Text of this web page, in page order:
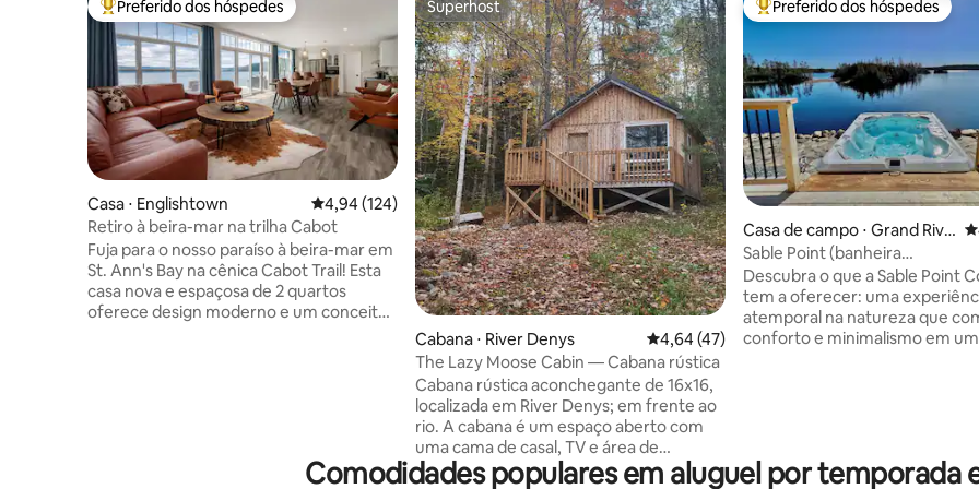
Entre os melhores preferidos dos hóspedes
Preferido dos hóspedes
Casa ⋅ Englishtown 4,94 de uma avaliação média de 5, 124 avaliações
4,94 (124)
Retiro à beira-mar na trilha Cabot
Fuja para o nosso paraíso à beira-mar em
St. Ann's Bay na cênica Cabot Trail! Esta
casa nova e espaçosa de 2 quartos
oferece design moderno e um conceito
montanha e fácil acesso a passeios
turísticos, caminhadas, passeios de barco
Superhost
Superhost
Cabana ⋅ River Denys 4,64 de uma avaliação média de 5, 47
4,64 (47)
The Lazy Moose Cabin — Cabana rústica
Cabana rústica aconchegante de 16x16,
localizada em River Denys; em frente ao
rio. A cabana é um espaço aberto com
uma cama de casal, TV e área de
alimentação. Relaxe no deck para tomar
Entre os melhores preferidos
Preferido dos hóspedes
Casa de campo ⋅ Grand Rive
r
Sable Point (banheira
privativa/Out.Shower/Free
Descubra o que a Sable Point
tem a oferecer: uma
atemporal na natureza que
conforto e minimalismo em
parede cravejada de pedras
em direção a uma passarela
Comodidades populares em aluguel por temporada